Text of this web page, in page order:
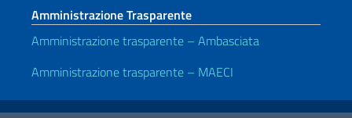
Amministrazione Trasparente
Amministrazione trasparente – Ambasciata
Amministrazione trasparente – MAECI